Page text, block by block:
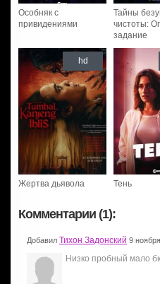
Особняк с
привидениями
Тайны
чистоты:
задание
Жертва дьявола
hd
Тень
Комментарии (1):
Добавил Тихон Задонский 9
Низко пробный мало